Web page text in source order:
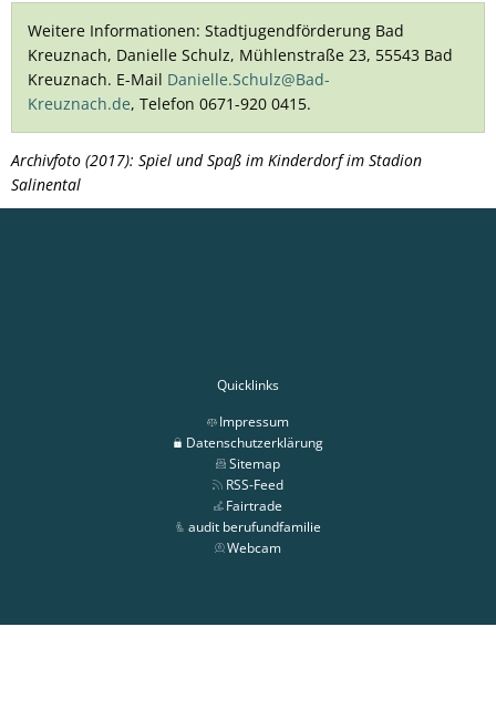
Weitere Informationen: Stadtjugendförderung Bad
Kreuznach, Danielle Schulz, Mühlenstraße 23, 55543 Bad
Kreuznach. E-Mail Danielle.Schulz@Bad-
Kreuznach.de, Telefon 0671-920 0415.
Archivfoto (2017): Spiel und Spaß im Kinderdorf im Stadion
Salinental
Quicklinks
Impressum
Datenschutzerklärung
Sitemap
RSS-Feed
Fairtrade
audit berufundfamilie
Webcam